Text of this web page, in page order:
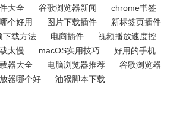
大全 谷歌浏览器新闻
chrome书签
个好用 图片下载插件
新标签页插件
下载方法 电商插件
视频播放速度控
太慢 macOS实用技巧
好用的手机
器大全 电脑浏览器推荐
谷歌浏览器
器哪个好 油猴脚本下载